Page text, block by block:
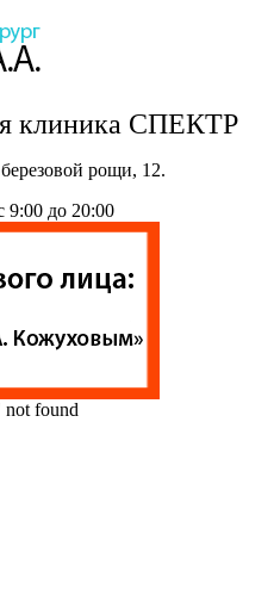
клиника СПЕКТР
рощи, 12.
9:00 до 20:00
not found